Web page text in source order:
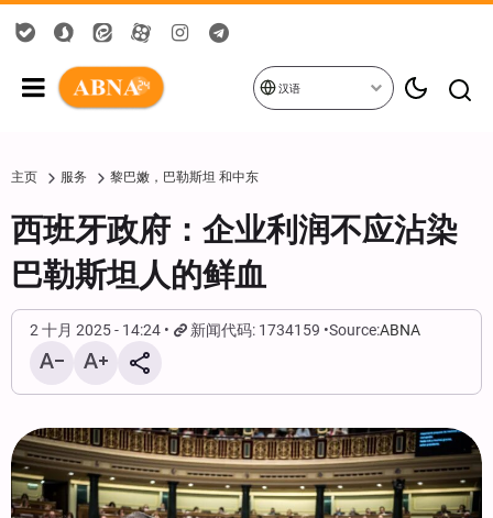
汉语
主页 服务 黎巴嫩，巴勒斯坦 和中东
西班牙政府：企业利润不应沾染
巴勒斯坦人的鲜血
2 十月 2025 - 14:24 新闻代码: 1734159 Source:ABNA